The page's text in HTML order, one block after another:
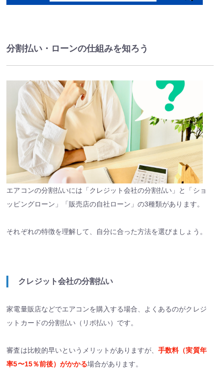
分割払い・ローンの仕組みを知ろう
エアコンの分割払いには「 クレジット会社の分割払い 」と「 ショ
ッピングローン 」「 販売店の自社ローン 」の3種類があります。
それぞれの特徴を理解して、自分に合った方法を選びましょう。
クレジット会社の分割払い
家電量販店などでエアコンを購入する場合、よくあるのがクレジ
ットカードの分割払い（リボ払い）です。
審査は比較的早いというメリットがありますが、手数料（実質年
率5〜15％前後）がかかる場合があります。